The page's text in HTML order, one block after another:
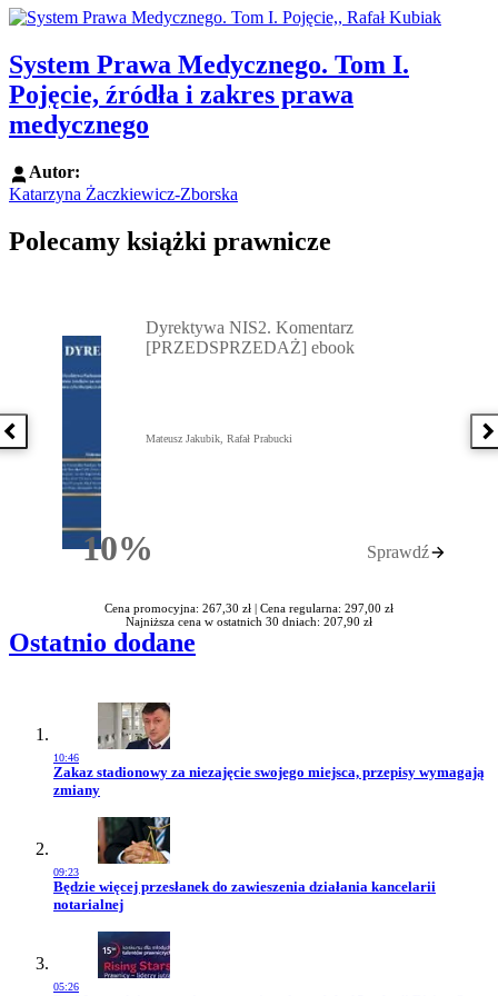
System Prawa Medycznego. Tom I.
Pojęcie, źródła i zakres prawa
medycznego
Autor:
Katarzyna Żaczkiewicz-Zborska
Polecamy książki prawnicze
Poprzednia książka
10%Rabatu
Dyrektywa NIS2. Komentarz
[PRZEDSPRZEDAŻ] ebook
Mateusz Jakubik, Rafał Prabucki
Sprawdź
Cena promocyjna: 267,30 zł | Cena regularna: 297,00 zł
Najniższa cena w ostatnich 30 dniach: 207,90 zł
Ostatnio dodane
10:46
Przejdź do artykułu:
Zakaz stadionowy za niezajęcie swojego miejsca, przepisy wymagają
zmiany
09:23
Przejdź do artykułu:
Będzie więcej przesłanek do zawieszenia działania kancelarii
notarialnej
05:26